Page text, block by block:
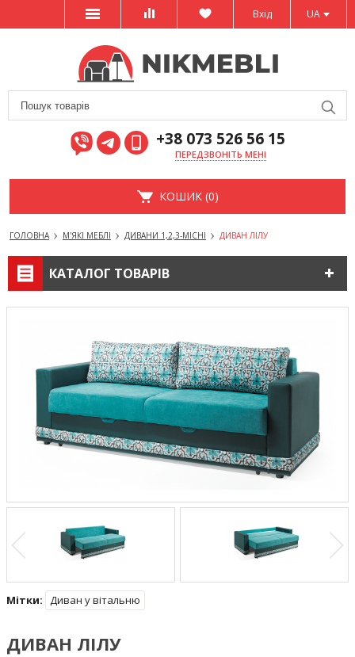
UA
Вхід
+38 073 526 56 15
ПЕРЕДЗВОНІТЬ МЕНІ
КОШИК (0)
ГОЛОВНА М'ЯКІ МЕБЛІ ДИВАНИ 1,2,3-МІСНІ ДИВАН ЛІЛУ
КАТАЛОГ ТОВАРІВ
Мітки: Диван у вітальню
ДИВАН ЛІЛУ